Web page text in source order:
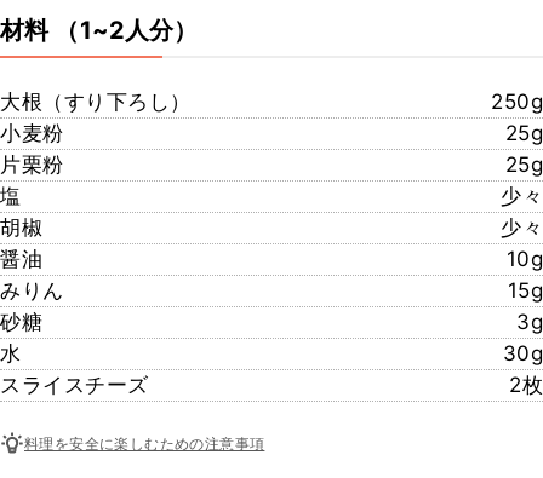
材料 （1~2人分）
大根（すり下ろし）
250g
小麦粉
25g
片栗粉
25g
塩
少々
胡椒
少々
醤油
10g
みりん
15g
砂糖
3g
水
30g
スライスチーズ
2枚
料理を安全に楽しむための注意事項